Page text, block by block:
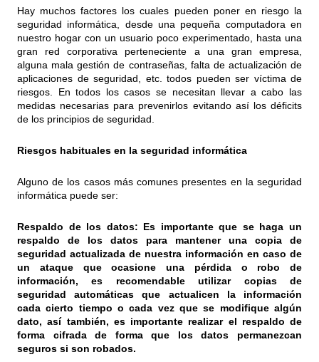
Hay muchos factores los cuales pueden poner en riesgo la
seguridad informática, desde una pequeña computadora en
nuestro hogar con un usuario poco experimentado, hasta una
gran red corporativa perteneciente a una gran empresa,
alguna mala gestión de contraseñas, falta de actualización de
aplicaciones de seguridad, etc. todos pueden ser víctima de
riesgos. En todos los casos se necesitan llevar a cabo las
medidas necesarias para prevenirlos evitando así los déficits
de los principios de seguridad.
Riesgos habituales en la seguridad informática
Alguno de los casos más comunes presentes en la seguridad
informática puede ser:
Respaldo de los datos: Es importante que se haga un
respaldo de los datos para mantener una copia de
seguridad actualizada de nuestra información en caso de
un ataque que ocasione una pérdida o robo de
información, es recomendable utilizar copias de
seguridad automáticas que actualicen la información
cada cierto tiempo o cada vez que se modifique algún
dato, así también, es importante realizar el respaldo de
forma cifrada de forma que los datos permanezcan
seguros si son robados.